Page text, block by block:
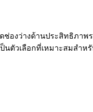
งว่างด้านประสิทธิภาพระ
ตัวเลือกที่เหมาะสมสำห